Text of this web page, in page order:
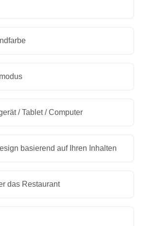
/ Tablet / Computer
basierend auf Ihren Inhalten
das Restaurant